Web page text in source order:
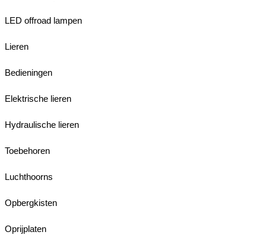
LED offroad lampen
Lieren
Bedieningen
Elektrische lieren
Hydraulische lieren
Toebehoren
Luchthoorns
Opbergkisten
Oprijplaten